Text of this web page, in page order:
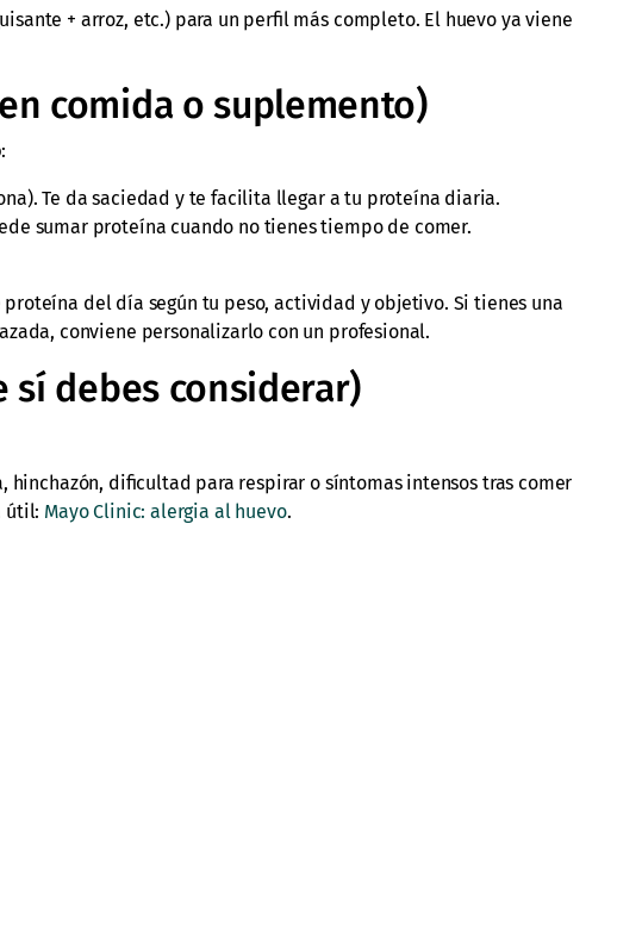
+ arroz, etc.) para un perfil más completo. El huevo ya viene
comida o suplemento)
:
Te da saciedad y te facilita llegar a tu proteína diaria.
sumar proteína cuando no tienes tiempo de comer.
del día según tu peso, actividad y objetivo. Si tienes una
conviene personalizarlo con un profesional.
sí debes considerar)
dificultad para respirar o síntomas intensos tras comer
útil: Mayo Clinic: alergia al huevo.